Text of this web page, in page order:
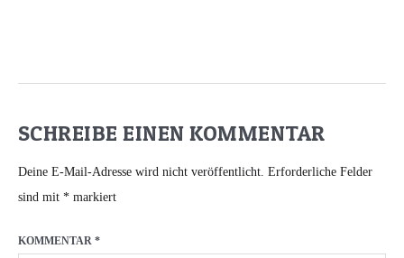
SCHREIBE EINEN KOMMENTAR
Deine E-Mail-Adresse wird nicht veröffentlicht. Erforderliche Felder
sind mit * markiert
KOMMENTAR *